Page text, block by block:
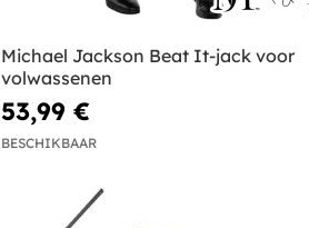
Michael Jackson Beat It-jack voor
volwassenen
53,99 €
BESCHIKBAAR